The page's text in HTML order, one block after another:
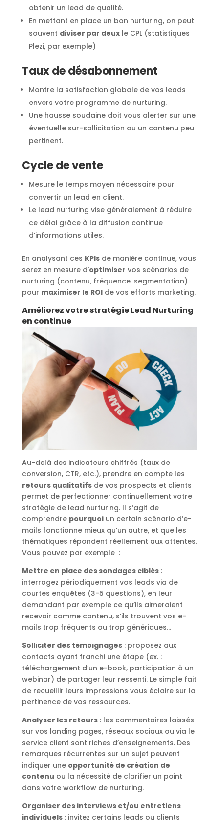
obtenir un lead de qualité.
En mettant en place un bon nurturing, on peut
souvent diviser par deuxle CPL (statistiques
Plezi, par exemple)
Taux de désabonnement
Montre la satisfaction globale de vos leads
envers votre programme de nurturing.
Une hausse soudaine doit vous alerter sur une
éventuelle sur-sollicitation ou un contenu peu
pertinent.
Cycle de vente
Mesure le temps moyen nécessaire pour
convertir un lead en client.
Le lead nurturing vise généralement à réduire
ce délai grâce à la diffusion continue
d’informations utiles.
En analysant ces KPIsde manière continue, vous
serez en mesure d’optimiser vos scénarios de
nurturing (contenu, fréquence, segmentation)
pour maximiser le ROIde vos efforts marketing.
Améliorez votre stratégie Lead Nurturing
en continue
Au-delà des indicateurs chiffrés (taux de
conversion, CTR, etc.), prendre en compte les
retours qualitatifsde vos prospects et clients
permet de perfectionner continuellement votre
stratégie de lead nurturing. Il s’agit de
comprendre pourquoiun certain scénario d’e-
mails fonctionne mieux qu’un autre, et quelles
thématiques répondent réellement aux attentes.
Vous pouvez par exemple :
Mettre en place des sondages ciblés:
interrogez périodiquement vos leads via de
courtes enquêtes (3-5 questions), en leur
demandant par exemple ce qu’ils aimeraient
recevoir comme contenu, s’ils trouvent vos e-
mails trop fréquents ou trop génériques…
Solliciter des témoignages: proposez aux
contacts ayant franchi une étape (ex. :
téléchargement d’un e-book, participation à un
webinar) de partager leur ressenti. Le simple fait
de recueillir leurs impressions vous éclaire sur la
pertinence de vos ressources.
Analyser les retours: les commentaires laissés
sur vos landing pages, réseaux sociaux ou via le
service client sont riches d’enseignements. Des
remarques récurrentes sur un sujet peuvent
indiquer une opportunité de création de
contenu ou la nécessité de clarifier un point
dans votre workflow de nurturing.
Organiser des interviews et/ou entretiens
individuels: invitez certains leads ou clients